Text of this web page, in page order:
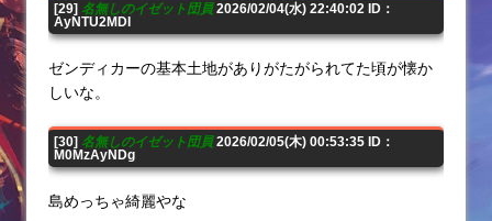
[29] 名無しのイゼット団員2026/02/04(水) 22:40:02 ID：
AyNTU2MDI
ゼンディカーの基本土地がありがたがられてた頃が懐か
しいな。
[30] 名無しのイゼット団員2026/02/05(木) 00:53:35 ID：
M0MzAyNDg
島めっちゃ綺麗やな